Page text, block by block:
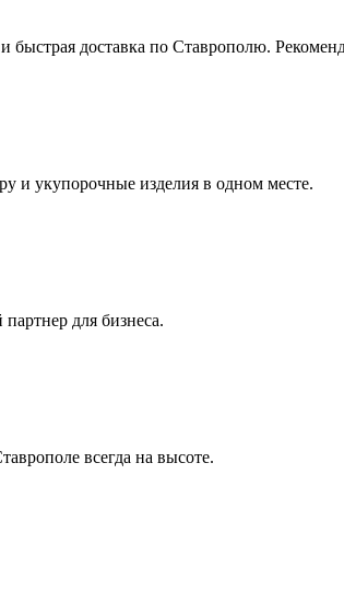
доставка по Ставрополю.
и укупорочные изделия в одном месте.
для бизнеса.
всегда на высоте.